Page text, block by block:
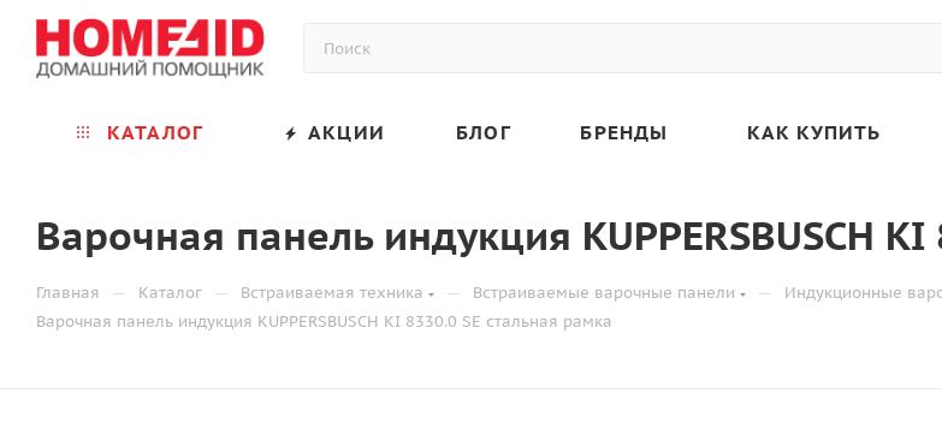
КАТАЛОГ АКЦИИ БЛОГ БРЕНДЫ КАК КУПИТЬ
Варочная панель индукция KUPPERSBUSCH
Главная — Каталог — Встраиваемая техника — Встраиваемые варочные панели — Индукционные
Варочная панель индукция KUPPERSBUSCH KI 8330.0 SE стальная рамка